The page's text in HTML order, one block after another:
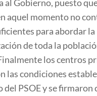
al Gobierno, puesto
aquel momento no
para abordar la
de toda la
los centros
las condiciones
del PSOE y se firmaron